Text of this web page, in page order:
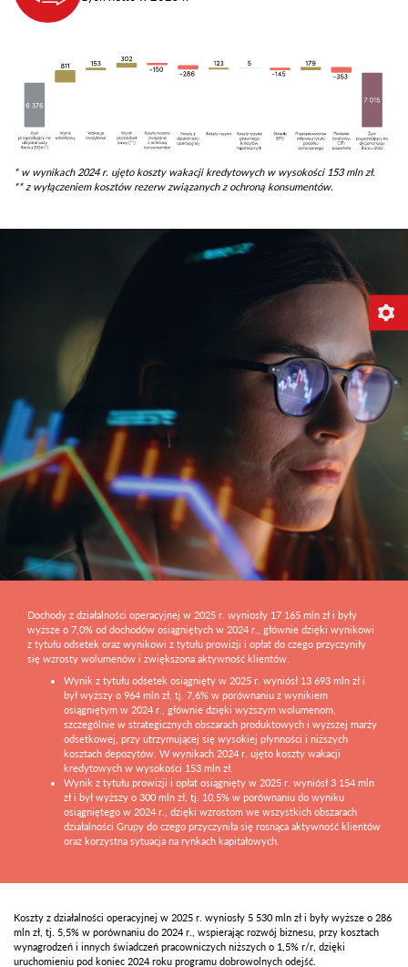
* w wynikach 2024 r. ujęto koszty wakacji kredytowych w wysokości 153 mln zł.
** z wyłączeniem kosztów rezerw związanych z ochroną konsumentów.
Dochody z działalności operacyjnej w 2025 r. wyniosły 17 165 mln zł i były
wyższe o 7,0% od dochodów osiągniętych w 2024 r., głównie dzięki wynikowi
z tytułu odsetek oraz wynikowi z tytułu prowizji i opłat do czego przyczyniły
się wzrosty wolumenów i zwiększona aktywność klientów.
Wynik z tytułu odsetek osiągnięty w 2025 r. wyniósł 13 693 mln zł i
był wyższy o 964 mln zł, tj. 7,6% w porównaniu z wynikiem
osiągniętym w 2024 r., głównie dzięki wyższym wolumenom,
szczególnie w strategicznych obszarach produktowych i wyższej marży
odsetkowej, przy utrzymującej się wysokiej płynności i niższych
kosztach depozytów. W wynikach 2024 r. ujęto koszty wakacji
kredytowych w wysokości 153 mln zł.
Wynik z tytułu prowizji i opłat osiągnięty w 2025 r. wyniósł 3 154 mln
zł i był wyższy o 300 mln zł, tj. 10,5% w porównaniu do wyniku
osiągniętego w 2024 r., dzięki wzrostom we wszystkich obszarach
działalności Grupy do czego przyczyniła się rosnąca aktywność klientów
oraz korzystna sytuacja na rynkach kapitałowych.
Koszty z działalności operacyjnej w 2025 r. wyniosły 5 530 mln zł i były wyższe o 286
mln zł, tj. 5,5% w porównaniu do 2024 r., wspierając rozwój biznesu, przy kosztach
wynagrodzeń i innych świadczeń pracowniczych niższych o 1,5% r/r, dzięki
uruchomieniu pod koniec 2024 roku programu dobrowolnych odejść.